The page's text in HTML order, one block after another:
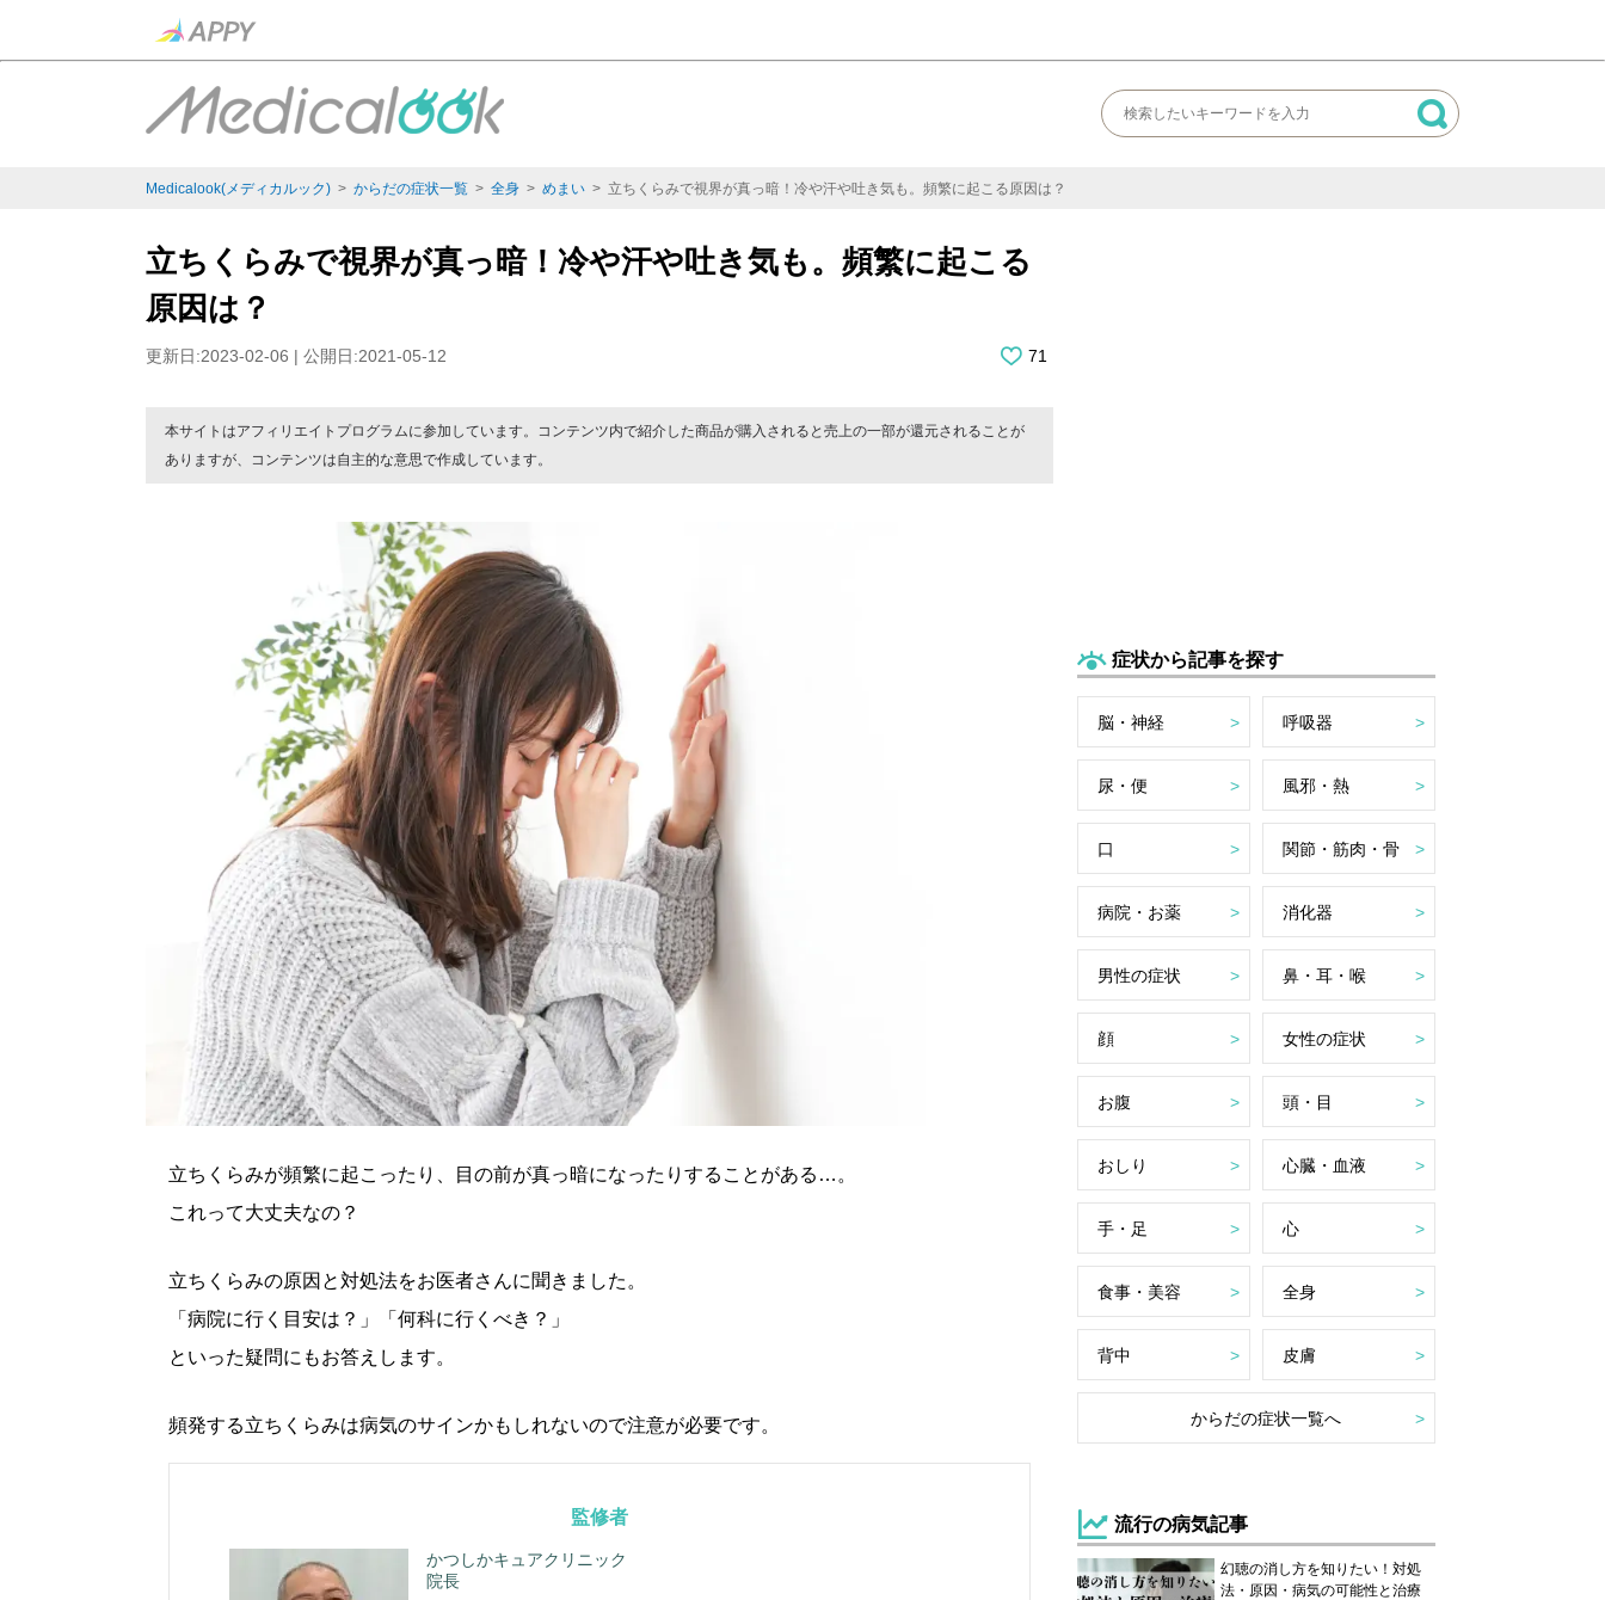
Medicalook(メディカルック) > からだの症状一覧 > 全身 > めまい > 立ちくらみで視界が真っ暗！冷や汗や吐き気も。頻繁に起こる原因は？
立ちくらみで視界が真っ暗！冷や汗や吐き気も。頻繁に起こる
原因は？
更新日:2023-02-06 | 公開日:2021-05-12 71
本サイトはアフィリエイトプログラムに参加しています。コンテンツ内で紹介した商品が購入されると売上の一部が還元されることが
ありますが、コンテンツは自主的な意思で作成しています。
立ちくらみが頻繁に起こったり、目の前が真っ暗になったりすることがある…。
これって大丈夫なの？
立ちくらみの原因と対処法をお医者さんに聞きました。
「病院に行く目安は？」「何科に行くべき？」
といった疑問にもお答えします。
頻発する立ちくらみは病気のサインかもしれないので注意が必要です。
監修者
かつしかキュアクリニック
院長
症状から記事を探す
脳・神経 呼吸器
尿・便 風邪・熱
口 関節・筋肉・骨
病院・お薬 消化器
男性の症状 鼻・耳・喉
顔 女性の症状
お腹 頭・目
おしり 心臓・血液
手・足 心
食事・美容 全身
背中 皮膚
からだの症状一覧へ
流行の病気記事
幻聴の消し方を知りたい！対処
法・原因・病気の可能性と治療